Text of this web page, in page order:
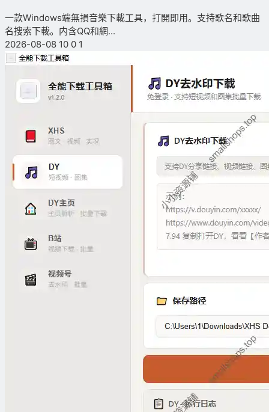
一款Windows端無損音樂下載工具，打開即用。支持歌名和歌曲
名搜索下載。内含QQ和網...
2026-08-08 10 0 1